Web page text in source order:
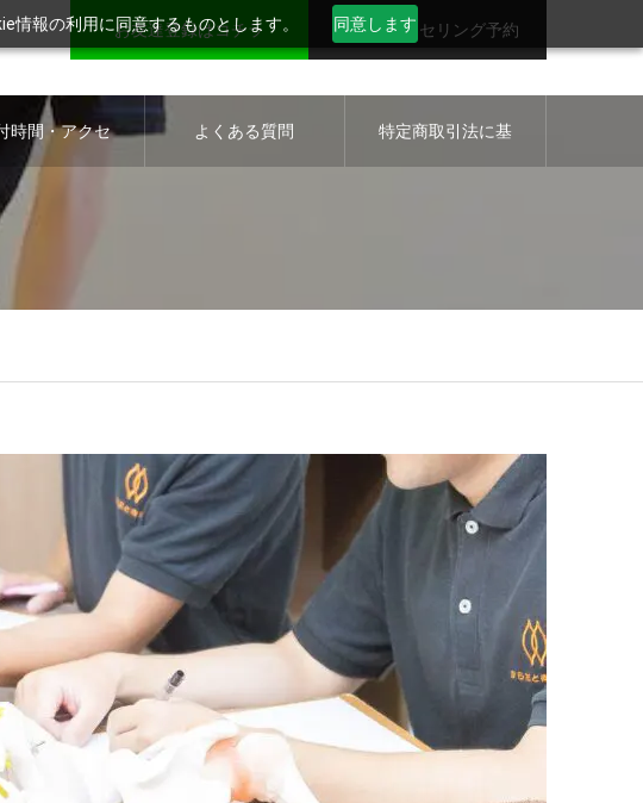
報の利用に同意するものとします。 同意します
お友達登録はコチラ 無料カウンセリング予約
時間・アクセ
ス
よくある質問 特定商取引法に基